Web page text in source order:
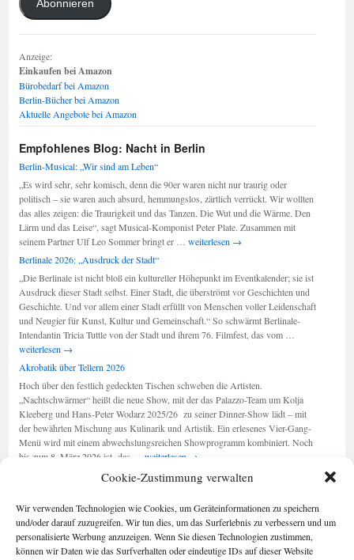
Cookie-Zustimmung verwalten
Wir verwenden Technologien wie Cookies, um Geräteinformationen zu speichern
und/oder darauf zuzugreifen. Wir tun dies, um das Surferlebnis zu verbessern und um
personalisierte Werbung anzuzeigen. Wenn Sie diesen Technologien zustimmen,
können wir Daten wie das Surfverhalten oder eindeutige IDs auf dieser Website
Abonnieren
Anzeige:
Einkaufen bei Amazon
Bürobedarf bei Amazon
Berlin-Bücher bei Amazon
Aktuelle Angebote bei Amazon
Empfohlenes Blog: Nacht in Berlin
Berlin-Musical: „Wir sind am Leben“
„Es wird sehr, sehr komisch, denn die 90er waren nicht nur traurig oder
politisch – sie waren auch absurd, hemmungslos, zärtlich verrückt. Wir wollten
das alles zeigen: die Traurigkeit und das Tanzen. Die Wut und die Wärme. Den
Lärm und das Leise“, sagt Musical-Komponist Peter Plate. Zusammen mit
seinem Partner Ulf Leo Sommer bringt er … Berlin-
sind
am
Leben“
weiterlesen →
Berlinale 2026: „Ausdruck der Stadt“
„Die Berlinale ist nicht bloß ein kultureller Höhepunkt im Eventkalender; sie ist
Ausdruck dieser Stadt selbst. Einer Stadt, die überströmt vor Geschichten und
Geschichte. Und vor allem einer Stadt erfüllt von Menschen voller Leidenschaft
und Neugier für Kunst, Kultur und Gemeinschaft.“ So schwärmt Berlinale-
Intendantin Tricia Tuttle von der Stadt und ihrem 76. Filmfest, das vom …
weiterlesen →
Akrobatik über Tellern 2026
Hoch über den festlich gedeckten Tischen schweben die Artisten.
„Nachtschwärmer“ heißt die neue Show, mit der das Palazzo-Team um Kolja
Kleeberg und Hans-Peter Wodarz 2025/26 zu seiner Dinner-Show lädt – mit
der bewährten Mischung aus Kulinarik und Artistik. Ein erlesenes Vier-Gang-
Menü wird mit einem abwechslungsreichen Showprogramm kombiniert. Noch
bis zum 8. März 2026 ist das … Akrobatik
Tellern
weiterlesen →
Seiten
Berlin im Buch
Cookie-
Richtlinie (EU)
Kategorien
Kategorien